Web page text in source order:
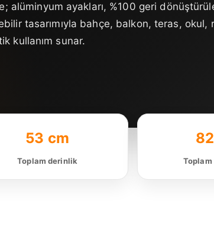
alüminyum ayakları, %100 geri
tasarımıyla bahçe, balkon, teras, okul,
kullanım sunar.
53 cm
Toplam derinlik